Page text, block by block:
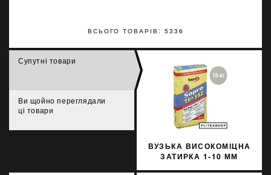
ВСЬОГО ТОВАРІВ: 5336
Супутні товари
Ви щойно переглядали
ці товари
ВУЗЬКА ВИСОКОМІЦНА
ЗАТИРКА 1-10 ММ